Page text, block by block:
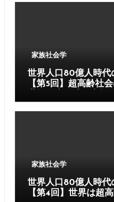
家族社会学
世界人口80億人時代
【第5回】超高齢社
産業」が21世紀最大
家族社会学
世界人口80億人時代
【第4回】世界は超